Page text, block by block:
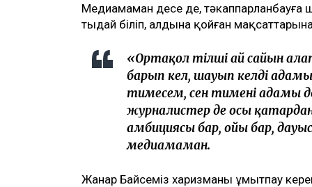
Медиамаман десе де, тәкаппарланбауға
тыңдай біліп, алдына қойған
«Ортаңқол тілші ай сайын
барып кел, шауып келдің
тимесем, сен тименің адамы
журналистер де осы
амбициясы бар, ойы бар,
медиамаман.
Жанар Байсеміз харизманы ұмытпау